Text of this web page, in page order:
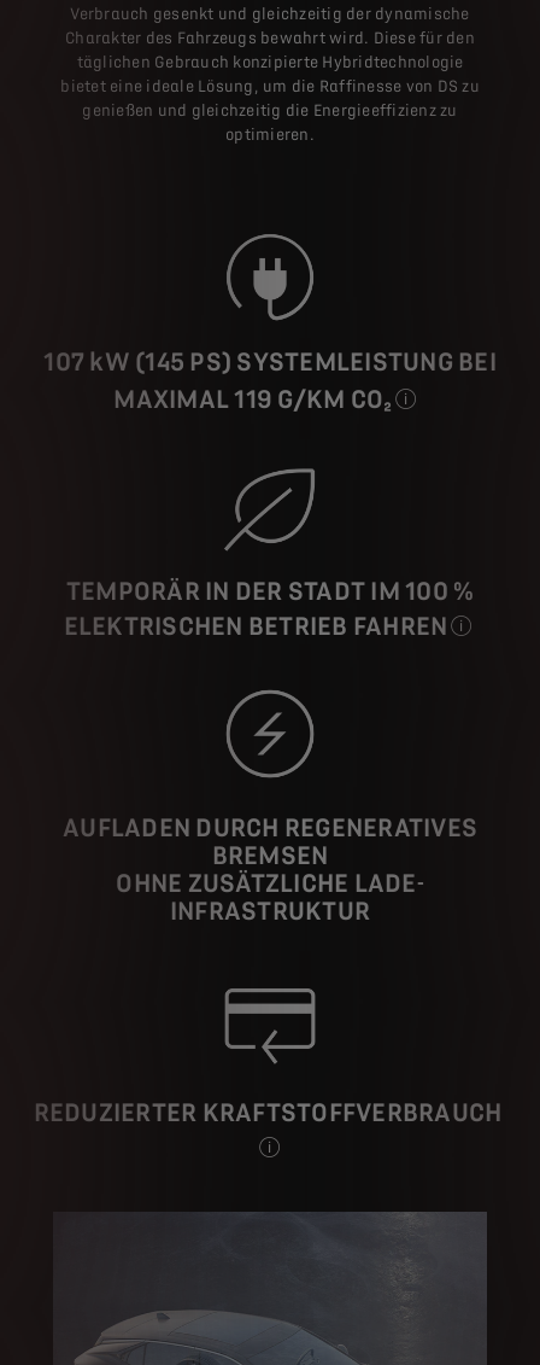
Verbrauch gesenkt und gleichzeitig der dynamische
Charakter des Fahrzeugs bewahrt wird. Diese für den
täglichen Gebrauch konzipierte Hybridtechnologie
bietet eine ideale Lösung, um die Raffinesse von DS zu
genießen und gleichzeitig die Energieeffizienz zu
optimieren.
107 kW (145 PS) SYSTEMLEISTUNG BEI
MAXIMAL 119 G/KM CO₂
TEMPORÄR IN DER STADT IM 100 %
ELEKTRISCHEN BETRIEB FAHREN
AUFLADEN DURCH REGENERATIVES
BREMSEN
OHNE ZUSÄTZLICHE LADE-
INFRASTRUKTUR
REDUZIERTER KRAFTSTOFFVERBRAUCH